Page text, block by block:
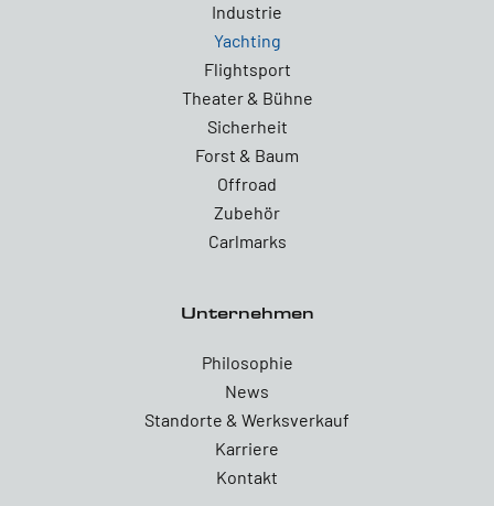
Industrie
Yachting
Flightsport
Theater & Bühne
Sicherheit
Forst & Baum
Offroad
Zubehör
Carlmarks
Unternehmen
Philosophie
News
Standorte & Werksverkauf
Karriere
Kontakt